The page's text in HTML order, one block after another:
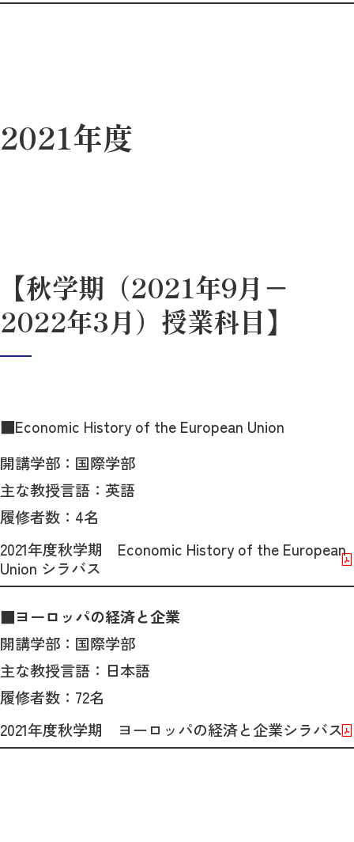
2021年度
【秋学期（2021年9月－
2022年3月）授業科目】
■Economic History of the European Union
開講学部：国際学部
主な教授言語：英語
履修者数：4名
2021年度秋学期 Economic History of the European
Union シラバス
■ヨーロッパの経済と企業
開講学部：国際学部
主な教授言語：日本語
履修者数：72名
2021年度秋学期 ヨーロッパの経済と企業シラバス